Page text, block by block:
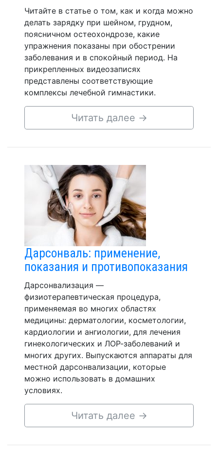
Читайте в статье о том, как и когда можно
делать зарядку при шейном, грудном,
поясничном остеохондрозе, какие
упражнения показаны при обострении
заболевания и в спокойный период. На
прикрепленных видеозаписях
представлены соответствующие
комплексы лечебной гимнастики.
Читать далее →
Дарсонваль: применение,
показания и противопоказания
Дарсонвализация —
физиотерапевтическая процедура,
применяемая во многих областях
медицины: дерматологии, косметологии,
кардиологии и ангиологии, для лечения
гинекологических и ЛОР-заболеваний и
многих других. Выпускаются аппараты для
местной дарсонвализации, которые
можно использовать в домашних
условиях.
Читать далее →